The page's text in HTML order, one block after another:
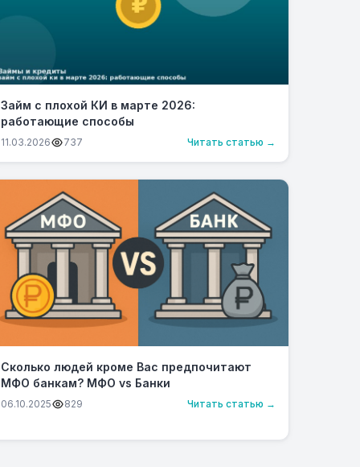
Займ с плохой КИ в марте 2026:
работающие способы
11.03.2026 737 Читать статью →
Сколько людей кроме Вас предпочитают
МФО банкам? МФО vs Банки
06.10.2025 829 Читать статью →